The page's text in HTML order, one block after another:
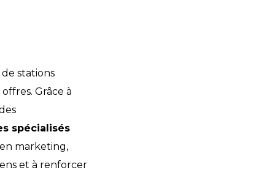
stations
Grâce à
spécialisés
marketing,
et à renforcer